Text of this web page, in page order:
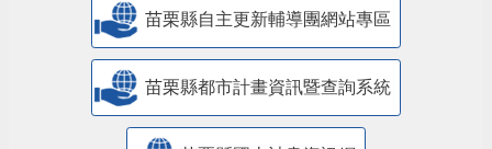
苗栗縣自主更新輔導團網站專區
苗栗縣都市計畫資訊暨查詢系統